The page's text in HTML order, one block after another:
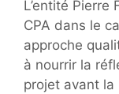
L’entité
CPA dans le
approche
à nourrir la
projet avant